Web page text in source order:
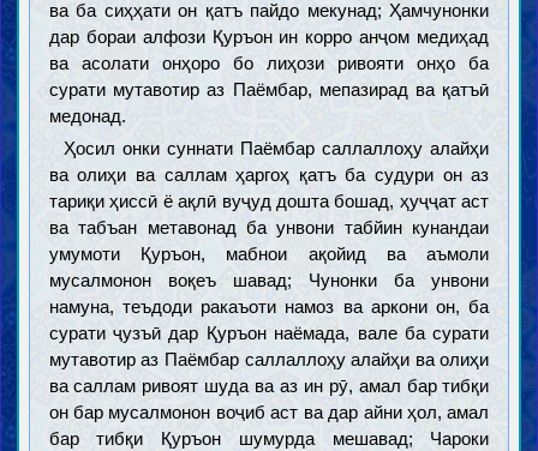
ва ба сиҳҳати он қатъ пайдо мекунад; Ҳамчунонки
дар бораи алфози Қуръон ин корро анҷом медиҳад
ва асолати онҳоро бо лиҳози ривояти онҳо ба
сурати мутавотир аз Паёмбар, мепазирад ва қатъӣ
медонад.
Ҳосил онки суннати Паёмбар саллаллоҳу алайҳи
ва олиҳи ва саллам ҳаргоҳ қатъ ба судури он аз
тариқи ҳиссӣ ё ақлӣ вуҷуд дошта бошад, ҳуҷҷат аст
ва табъан метавонад ба унвони табйин кунандаи
умумоти Қуръон, мабнои ақойид ва аъмоли
мусалмонон воқеъ шавад; Чунонки ба унвони
намуна, теъдоди ракаъоти намоз ва аркони он, ба
сурати ҷузъӣ дар Қуръон наёмада, вале ба сурати
мутавотир аз Паёмбар саллаллоҳу алайҳи ва олиҳи
ва саллам ривоят шуда ва аз ин рӯ, амал бар тибқи
он бар мусалмонон воҷиб аст ва дар айни ҳол, амал
бар тибқи Қуръон шумурда мешавад; Чароки